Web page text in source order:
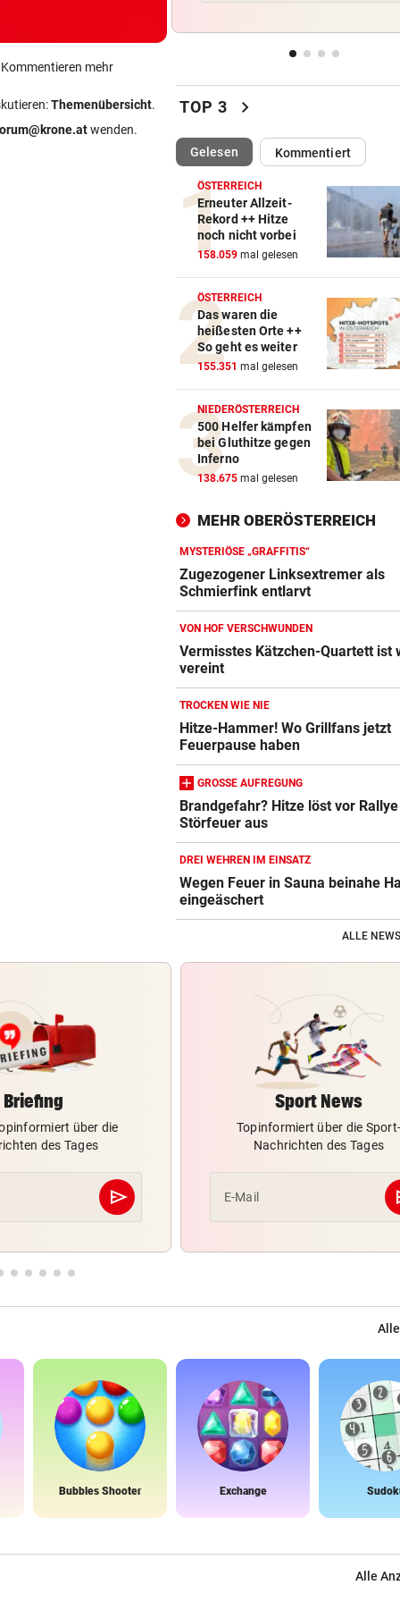
mehr
Themenübersicht.
wenden.
geht vor Gericht
fast abgeschlossen
ASIA-PLÄNE STOCKEN
Doch noch überraschende
um Kult-Wirtshaus?
„SICHER KEIN BORDELL“ vor
Stadtchefin will Schule in
Ischl verkaufen
TOP 3 chevron_right
Gelesen(ausgewählt)Kommentiert
ÖSTERREICH
Erneuter Allzeit-
Rekord ++ Hitze
noch nicht vorbei
158.059 mal gelesen
ÖSTERREICH
Das waren die
heißesten Orte ++
So geht es weiter
155.351 mal gelesen
NIEDERÖSTERREICH
500 Helfer kämpfen
bei Gluthitze gegen
Inferno
138.675 mal gelesen
MEHR OBERÖSTERREICH
MYSTERIÖSE „GRAFFITIS“
Zugezogener Linksextremer als
Schmierfink entlarvt
VON HOF VERSCHWUNDEN
Vermisstes Kätzchen-Quartett ist
vereint
TROCKEN WIE NIE
Hitze-Hammer! Wo Grillfans jetzt
Feuerpause haben
GROSSE AUFREGUNG
Brandgefahr? Hitze löst vor Rallye
Störfeuer aus
DREI WEHREN IM EINSATZ
Wegen Feuer in Sauna beinahe
eingeäschert
ALLE
Briefing
über die
des Tages
send
Abschicken
Sport News
Topinformiert über die Sport-
Nachrichten des Tages
E-Mail
Bubbles Shooter Exchange
Alle